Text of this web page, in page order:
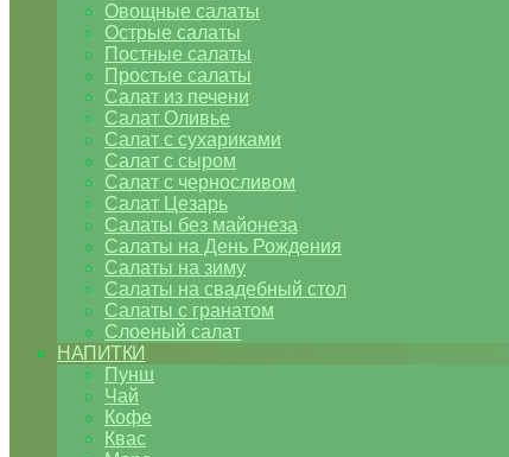
Овощные салаты
Острые салаты
Постные салаты
Простые салаты
Салат из печени
Салат Оливье
Салат с сухариками
Салат с сыром
Салат с черносливом
Салат Цезарь
Салаты без майонеза
Салаты на День Рождения
Салаты на зиму
Салаты на свадебный стол
Салаты с гранатом
Слоеный салат
НАПИТКИ
Пунш
Чай
Кофе
Квас